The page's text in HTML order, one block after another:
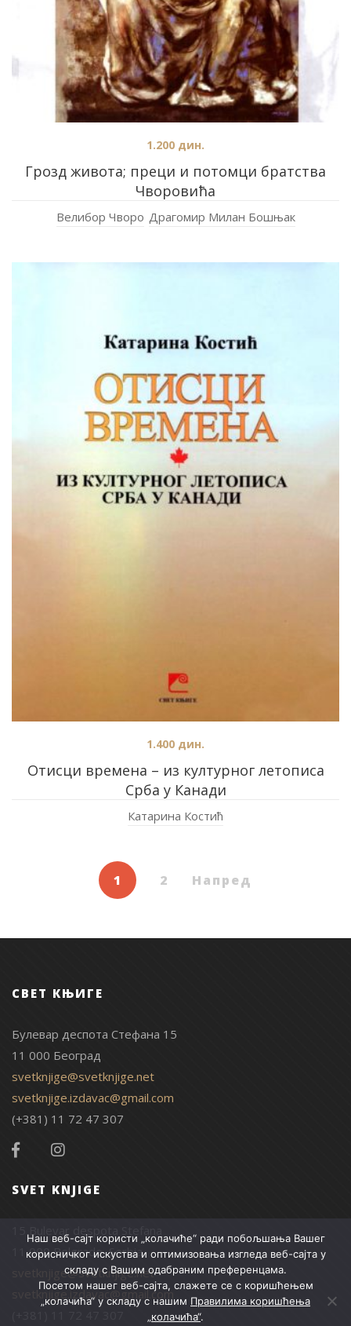
Грозд живота; преци и потомци братства
Чворовића
1.200 дин.
Велибор Чворо Драгомир Милан Бошњак
Отисци времена – из културног летописа
Срба у Канади
1.400 дин.
Катарина Костић
1 2 Напред
СВЕТ КЊИГЕ
Булевар деспота Стефана 15
11 000 Београд
svetknjige@svetknjige.net
svetknjige.izdavac@gmail.com
(+381) 11 72 47 307
SVET KNJIGE
15 Bulevar despota Stefana
11 000 Belgrade, Serbia
svetknjige@svetknjige.net
svetknjige.izdavac@gmail.com
Наш веб-сајт користи „колачиће“ ради побољшања Вашег
корисничког искуства и оптимизовања изгледа веб-сајта у
складу с Вашим одабраним преференцама.
Посетом нашег веб-сајта, слажете се с коришћењем
„колачића“ у складу с нашим Правилима коришћења
„колачића“.